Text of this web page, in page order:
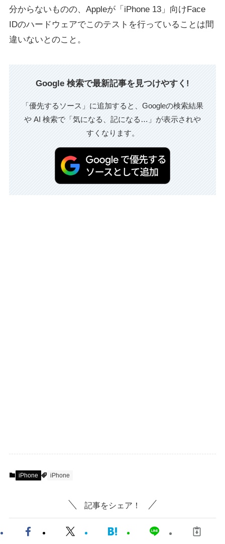
分からないものの、Appleが「iPhone 13」向けFace
IDのハードウェアでこのテストを行っていることは間
違いないとのこと。
Google 検索で最新記事を見つけやすく!
「優先するソース」に追加すると、Googleの検索結果
や AI 検索で「気になる、記になる…」が表示されや
すくなります。
iPhone iPhone
記事をシェア！